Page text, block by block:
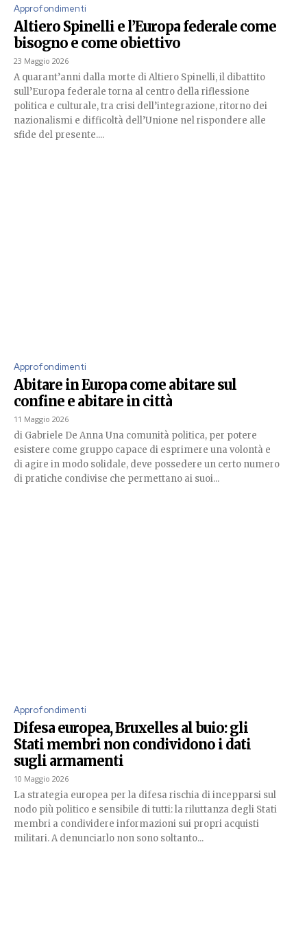
Approfondimenti
Altiero Spinelli e l’Europa federale come
bisogno e come obiettivo
23 Maggio 2026
A quarant’anni dalla morte di Altiero Spinelli, il dibattito
sull’Europa federale torna al centro della riflessione
politica e culturale, tra crisi dell’integrazione, ritorno dei
nazionalismi e difficoltà dell’Unione nel rispondere alle
sfide del presente....
Approfondimenti
Abitare in Europa come abitare sul
confine e abitare in città
11 Maggio 2026
di Gabriele De Anna Una comunità politica, per potere
esistere come gruppo capace di esprimere una volontà e
di agire in modo solidale, deve possedere un certo numero
di pratiche condivise che permettano ai suoi...
Approfondimenti
Difesa europea, Bruxelles al buio: gli
Stati membri non condividono i dati
sugli armamenti
10 Maggio 2026
La strategia europea per la difesa rischia di incepparsi sul
nodo più politico e sensibile di tutti: la riluttanza degli Stati
membri a condividere informazioni sui propri acquisti
militari. A denunciarlo non sono soltanto...